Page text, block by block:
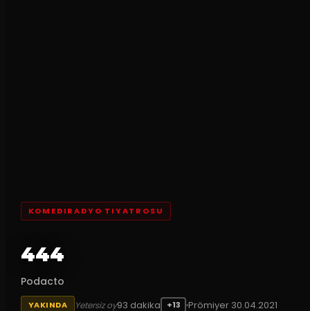
KOMEDIRADYO TIYATROSU
444
Podacto
YAKINDA Yetersiz oy93 dakika +13 Prömiyer 30.04.2021